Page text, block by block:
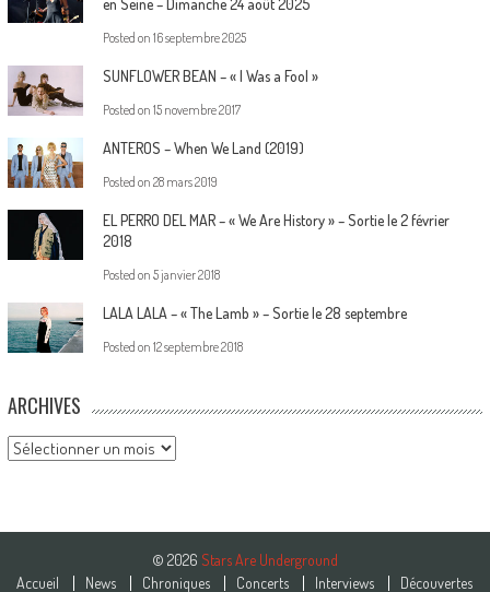
Posted on 16 septembre 2025
SUNFLOWER BEAN – « I Was a Fool »
Posted on 15 novembre 2017
ANTEROS – When We Land (2019)
Posted on 28 mars 2019
EL PERRO DEL MAR – « We Are History » – Sortie le 2 février
2018
Posted on 5 janvier 2018
LALA LALA – « The Lamb » – Sortie le 28 septembre
Posted on 12 septembre 2018
ARCHIVES
Archives
© 2026 Stars Are Underground
Accueil
News Chroniques Concerts Interviews Découvertes